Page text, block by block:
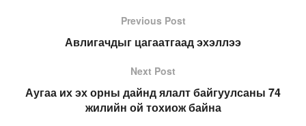
Previous Post
Авлигачдыг цагаатгаад эхэллээ
Next Post
Аугаа их эх орны дайнд ялалт байгуулсаны 74
жилийн ой тохиож байна